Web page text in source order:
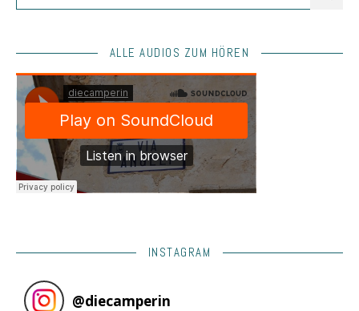
ALLE AUDIOS ZUM HÖREN
INSTAGRAM
@diecamperin